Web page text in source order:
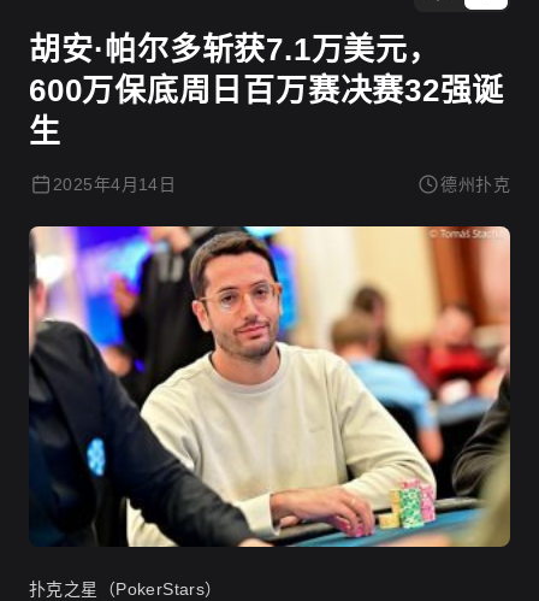
胡安·帕尔多斩获7.1万美元，
600万保底周日百万赛决赛32强诞
生
2025年4月14日 德州扑克
扑克之星（PokerStars）